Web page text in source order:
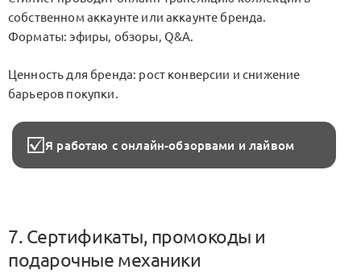
собственном аккаунте или аккаунте бренда.
Форматы: эфиры, обзоры, Q&A.
Ценность для бренда: рост конверсии и снижение
барьеров покупки.
Я работаю с онлайн-обзорвами и лайвом
7. Сертификаты, промокоды и
подарочные механики